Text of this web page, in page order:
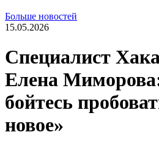
Больше новостей
15.05.2026
Специалист
Елена
бойтесь
новое»